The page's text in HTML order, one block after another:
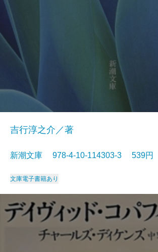
吉行淳之介／著
新潮文庫 978-4-10-114303-3 539円
文庫電子書籍あり